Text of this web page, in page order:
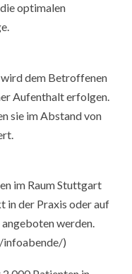
optimalen
dem Betroffenen
Aufenthalt erfolgen.
sie im Abstand von
im Raum Stuttgart
in der Praxis oder auf
werden.
)